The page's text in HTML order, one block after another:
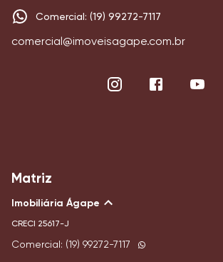
Comercial: (19) 99272-7117
comercial@imoveisagape.com.br
Matriz
Imobiliária Ágape
CRECI 25617-J
Comercial: (19) 99272-7117